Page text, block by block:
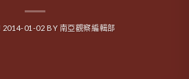
2014-01-02 BY 南亞觀察編輯部